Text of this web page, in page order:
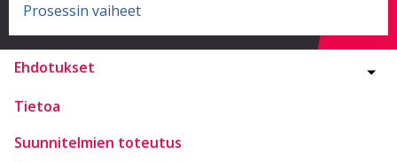
Prosessin vaiheet
Ehdotukset
Tietoa
Suunnitelmien toteutus